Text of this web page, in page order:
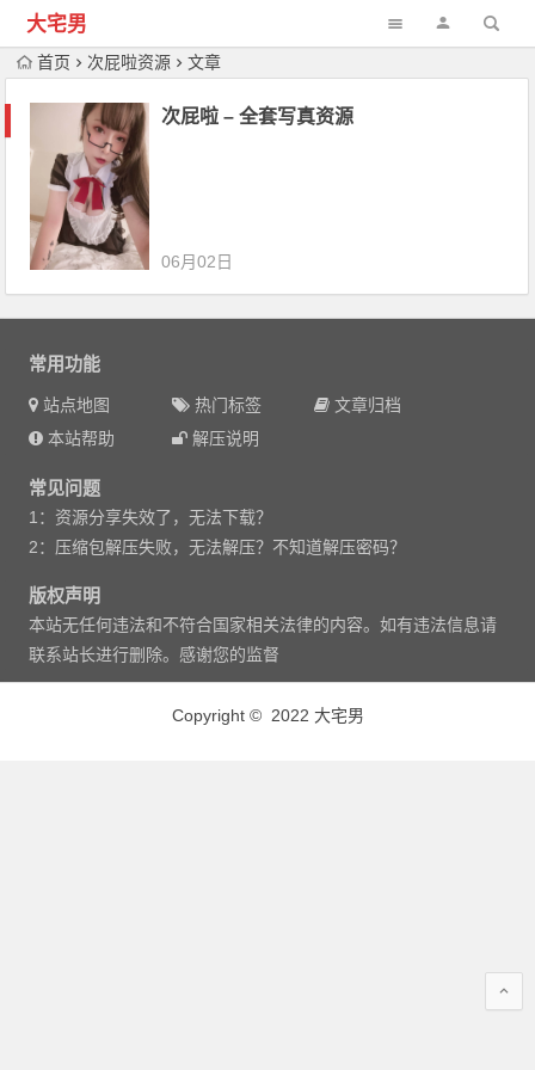
大宅男
首页 次屁啦资源 文章
次屁啦 – 全套写真资源
06月02日
常用功能
站点地图 热门标签
文章归档
本站帮助
解压说明
常见问题
1：资源分享失效了，无法下载？
2：压缩包解压失败，无法解压？不知道解压密码？
版权声明
本站无任何违法和不符合国家相关法律的内容。如有违法信息请
联系站长进行删除。感谢您的监督
Copyright © 2022 大宅男